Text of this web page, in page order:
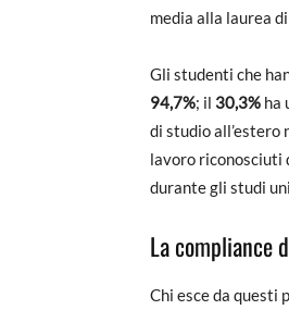
media alla laurea di
Gli studenti che
94,7%; il 30,3% ha
di studio all’estero
lavoro riconosciuti
durante gli studi
La compliance
Chi esce da questi